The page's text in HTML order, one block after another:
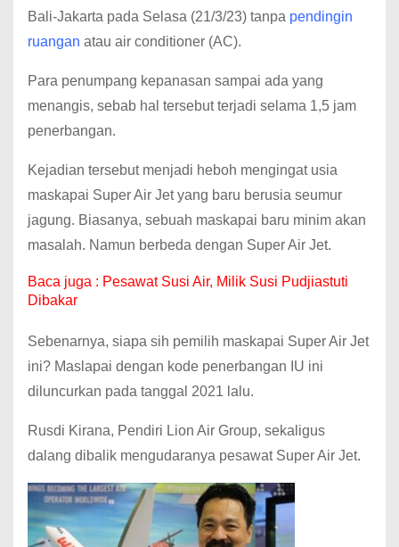
Bali-Jakarta pada Selasa (21/3/23) tanpa pendingin
ruangan atau air conditioner (AC).
Para penumpang kepanasan sampai ada yang
menangis, sebab hal tersebut terjadi selama 1,5 jam
penerbangan.
Kejadian tersebut menjadi heboh mengingat usia
maskapai Super Air Jet yang baru berusia seumur
jagung. Biasanya, sebuah maskapai baru minim akan
masalah. Namun berbeda dengan Super Air Jet.
Baca juga : Pesawat Susi Air, Milik Susi Pudjiastuti
Dibakar
Sebenarnya, siapa sih pemilih maskapai Super Air Jet
ini? Maslapai dengan kode penerbangan IU ini
diluncurkan pada tanggal 2021 lalu.
Rusdi Kirana, Pendiri Lion Air Group, sekaligus
dalang dibalik mengudaranya pesawat Super Air Jet.